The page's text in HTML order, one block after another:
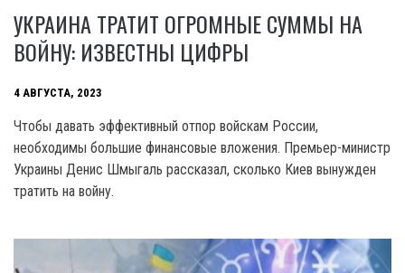
УКРАИНА ТРАТИТ ОГРОМНЫЕ СУММЫ НА
ВОЙНУ: ИЗВЕСТНЫ ЦИФРЫ
4 АВГУСТА, 2023
Чтобы давать эффективный отпор войскам России,
необходимы большие финансовые вложения. Премьер-министр
Украины Денис Шмыгаль рассказал, сколько Киев вынужден
тратить на войну.